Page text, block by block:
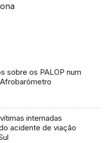
sobre os PALOP num
internadas
acidente de viação